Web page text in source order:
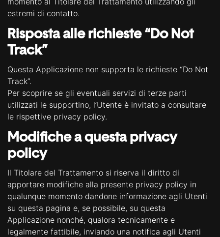
estremi di contatto.
Risposta alle richieste “Do Not
Track”
Questa Applicazione non supporta le richieste “Do Not
Track”.
Per scoprire se gli eventuali servizi di terze parti
utilizzati le supportino, l’Utente è invitato a consultare
le rispettive privacy policy.
Modifiche a questa privacy
policy
Il Titolare del Trattamento si riserva il diritto di
apportare modifiche alla presente privacy policy in
qualunque momento dandone informazione agli Utenti
su questa pagina e, se possibile, su questa
Applicazione nonché, qualora tecnicamente e
legalmente fattibile, inviando una notifica agli Utenti